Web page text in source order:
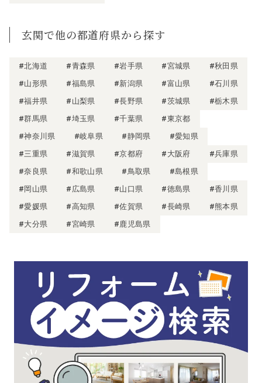
玄関で他の都道府県から探す
#北海道 #青森県 #岩手県 #宮城県
#秋田県
#山形県
#福島県 #新潟県 #富山県
#石川県
#福井県
#山梨県 #長野県 #茨城県
#栃木県
#群馬県
#埼玉県 #千葉県
#東京都
#神奈川県
#岐阜県 #静岡県
#愛知県
#三重県
#滋賀県 #京都府 #大阪府
#兵庫県
#奈良県
#和歌山県 #鳥取県
#島根県
#岡山県
#広島県 #山口県 #徳島県
#香川県
#愛媛県
#高知県 #佐賀県 #長崎県
#熊本県
#大分県
#宮崎県 #鹿児島県